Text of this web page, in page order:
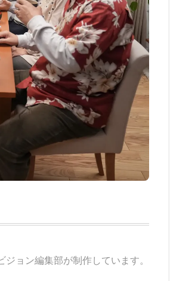
ョン編集部が制作しています。